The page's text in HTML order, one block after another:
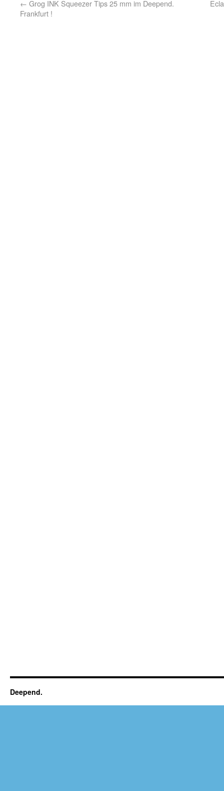
← Grog INK Squeezer Tips 25 mm im Deepend.
Frankfurt !
Deepend.